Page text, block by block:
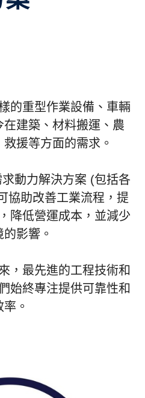
的重型作業設備、車輛
建築、材料搬運、農
援等方面的需求。
動力解決方案 (包括各
協助改善工業流程，提
降低營運成本，並減少
影響。
，最先進的工程技術和
始終專注提供可靠性和
率。